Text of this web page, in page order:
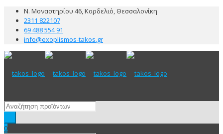
Ν. Μοναστηρίου 46, Κορδελιό, Θεσσαλονίκη
2311 822107
69 488 554 91
info@exoplismos-takos.gr
0